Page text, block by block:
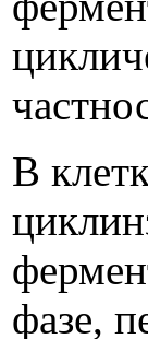
В
фазе,